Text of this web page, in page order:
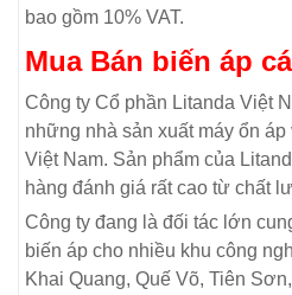
bao gồm 10% VAT.
Mua Bán biến áp
Công ty Cổ phần Litanda Việt
những nhà sản xuất máy ổn
Việt Nam. Sản phẩm của
hàng đánh giá rất cao từ chất
Công ty đang là đối tác lớn
biến áp cho nhiều khu công
Khai Quang, Quế Võ, Tiên